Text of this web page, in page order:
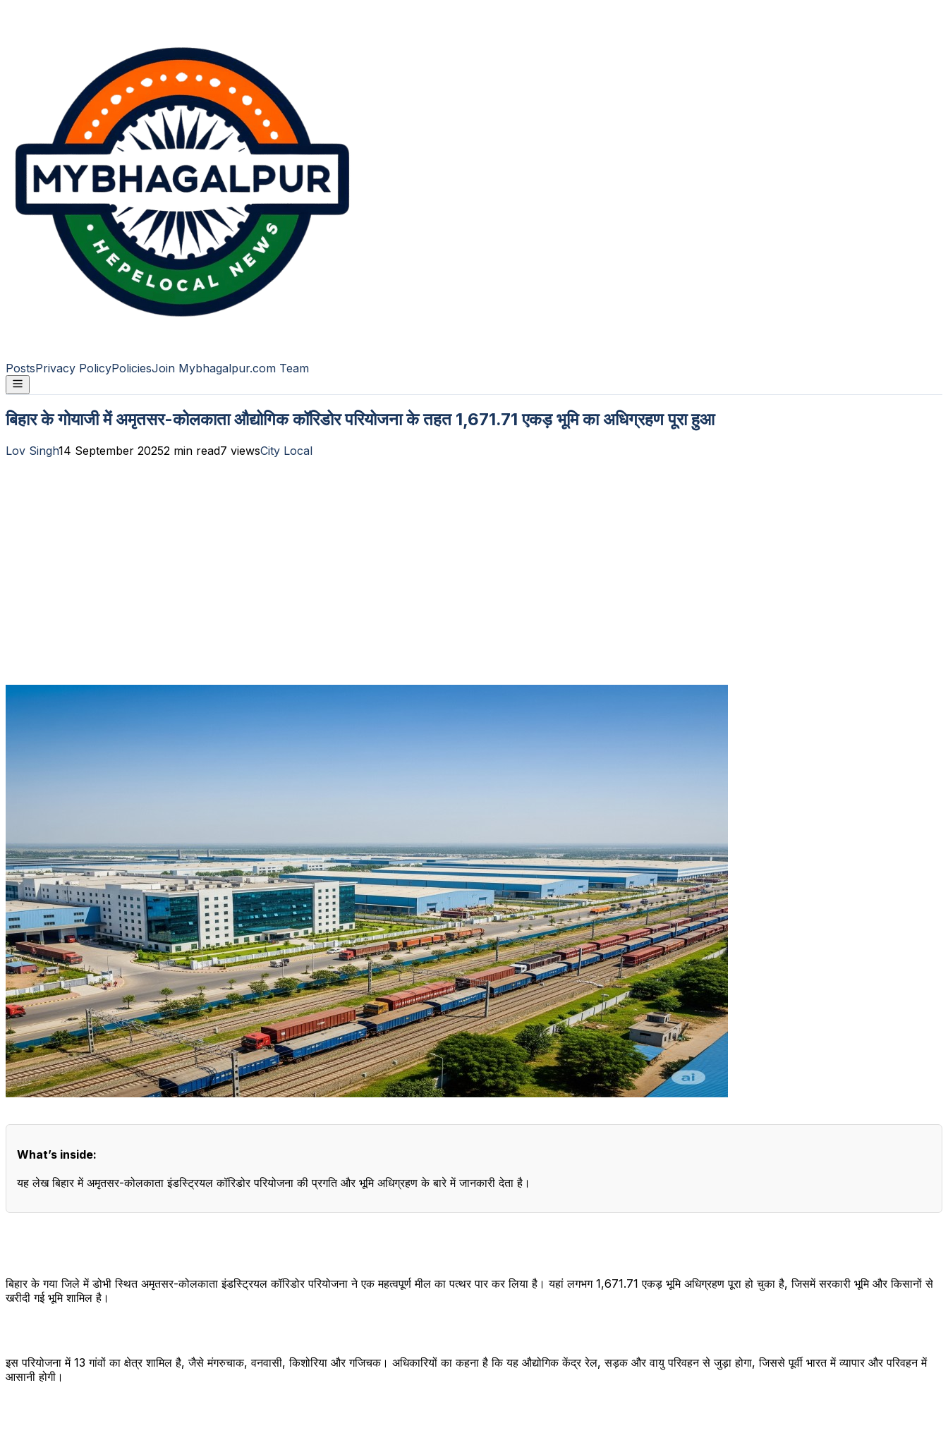
PostsPrivacy PolicyPoliciesJoin Mybhagalpur.com Team
बिहार के गोयाजी में अमृतसर-कोलकाता औद्योगिक कॉरिडोर परियोजना के तहत 1,671.71 एकड़ भूमि का अधिग्रहण पूरा हुआ
Lov Singh14 September 20252 min read7 viewsCity Local
What’s inside:
यह लेख बिहार में अमृतसर-कोलकाता इंडस्ट्रियल कॉरिडोर परियोजना की प्रगति और भूमि अधिग्रहण के बारे में जानकारी देता है।
बिहार के गया जिले में डोभी स्थित अमृतसर-कोलकाता इंडस्ट्रियल कॉरिडोर परियोजना ने एक महत्वपूर्ण मील का पत्थर पार कर लिया है। यहां लगभग 1,671.71 एकड़ भूमि अधिग्रहण पूरा हो चुका है, जिसमें सरकारी भूमि और किसानों से
खरीदी गई भूमि शामिल है।
इस परियोजना में 13 गांवों का क्षेत्र शामिल है, जैसे मंगरुचाक, वनवासी, किशोरिया और गजिचक। अधिकारियों का कहना है कि यह औद्योगिक केंद्र रेल, सड़क और वायु परिवहन से जुड़ा होगा, जिससे पूर्वी भारत में व्यापार और परिवहन में
आसानी होगी।